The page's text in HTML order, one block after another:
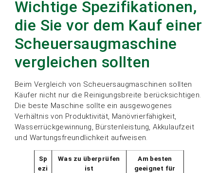
Wichtige Spezifikationen,
die Sie vor dem Kauf einer
Scheuersaugmaschine
vergleichen sollten
Beim Vergleich von Scheuersaugmaschinen sollten
Käufer nicht nur die Reinigungsbreite berücksichtigen.
Die beste Maschine sollte ein ausgewogenes
Verhältnis von Produktivität, Manövrierfähigkeit,
Wasserrückgewinnung, Bürstenleistung, Akkulaufzeit
und Wartungsfreundlichkeit aufweisen.
Sp
ezi
Was zu überprüfen
ist
Am besten
geeignet für